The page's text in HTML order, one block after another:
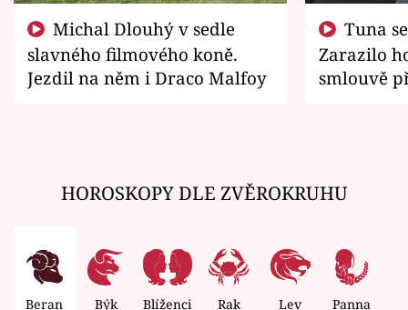
slavného filmového koně.
Jezdil na něm i Draco Malfoy
Zarazilo
smlouvě
HOROSKOPY DLE ZVĚROKRUHU
Beran Býk Blíženci Rak Lev Panna